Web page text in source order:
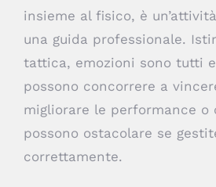
insieme al fisico, è
una guida professionale.
tattica, emozioni sono tutti
possono concorrere a
migliorare le performance o
possono ostacolare se
correttamente.